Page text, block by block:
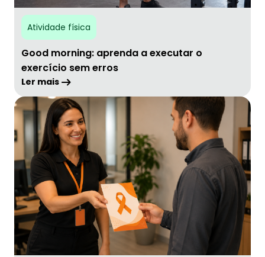
Atividade física
Good morning: aprenda a executar o
exercício sem erros
Ler mais